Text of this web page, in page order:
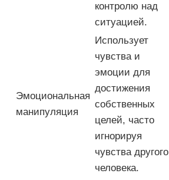
контролю над
ситуацией.
Эмоциональная
манипуляция
Использует
чувства и
эмоции для
достижения
собственных
целей, часто
игнорируя
чувства другого
человека.